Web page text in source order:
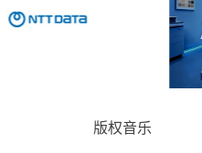
古筝
为中国长安汽车与工商银行战略签约事
版权音乐